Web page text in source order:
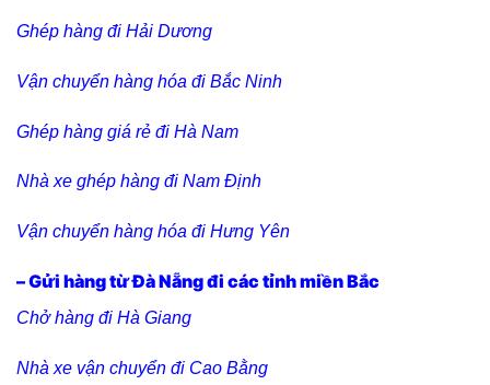
Ghép hàng đi Hải Dương
Vận chuyển hàng hóa đi Bắc Ninh
Ghép hàng giá rẻ đi Hà Nam
Nhà xe ghép hàng đi Nam Định
Vận chuyển hàng hóa đi Hưng Yên
– Gửi hàng từ Đà Nẵng đi các tỉnh miền Bắc
Chở hàng đi Hà Giang
Nhà xe vận chuyển đi Cao Bằng